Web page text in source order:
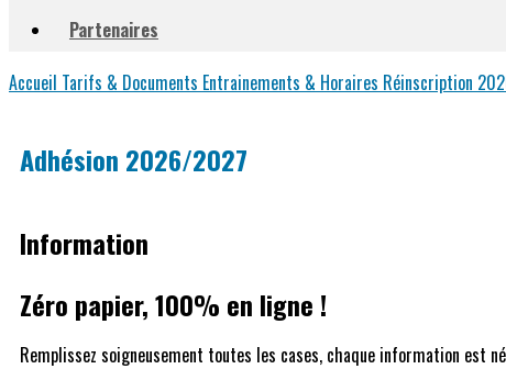
Partenaires
Accueil Tarifs & Documents Entrainements & Horaires Réinscription
Adhésion 2026/2027
Information
Zéro papier, 100% en ligne !
Remplissez soigneusement toutes les cases, chaque information est